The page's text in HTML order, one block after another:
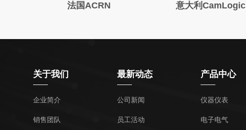
法国ACRN 意大利CamLogic
关于我们
企业简介
销售团队
最新动态
公司新闻
员工活动
产品中心
仪器仪表
电子电气